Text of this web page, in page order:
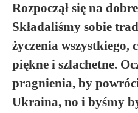
Rozpoczął się na
Składaliśmy sobie
życzenia wszystkiego,
piękne i szlachetne.
pragnienia, by
Ukraina, no i byśmy